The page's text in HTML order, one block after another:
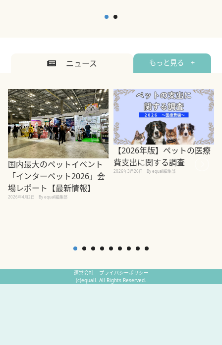
ニュース もっと見る +
国内最大のペットイベント
「インターペット2026」会
場レポート【最新情報】
2026年4月2日 By equall編集部
【2026年版】ペットの医療
費支出に関する調査
2026年3月26日 By equall編集部
運営会社
プライバシーポリシー
(c)equall. All Rights Reserved.